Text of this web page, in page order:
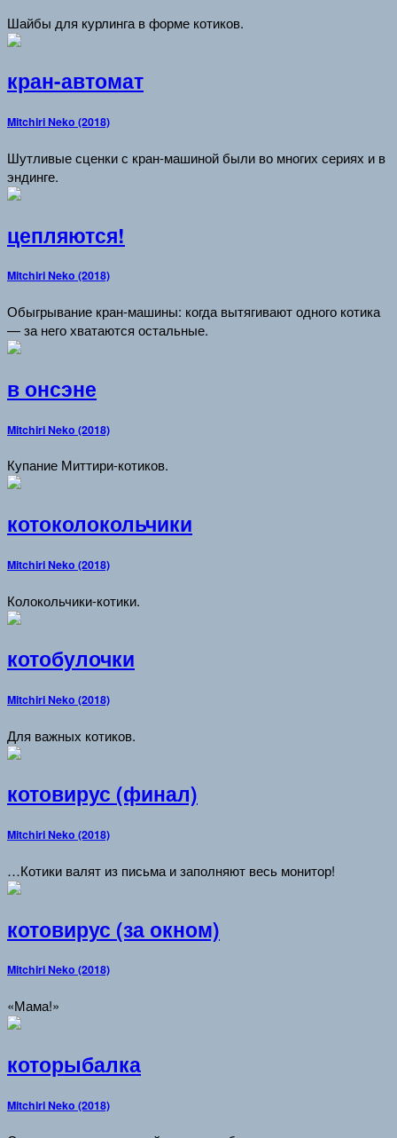
Шайбы для курлинга в форме котиков.
кран-автомат
Mitchiri Neko (2018)
Шутливые сценки с кран-машиной были во многих сериях и в
эндинге.
цепляются!
Mitchiri Neko (2018)
Обыгрывание кран-машины: когда вытягивают одного котика
— за него хватаются остальные.
в онсэне
Mitchiri Neko (2018)
Купание Миттири-котиков.
котоколокольчики
Mitchiri Neko (2018)
Колокольчики-котики.
котобулочки
Mitchiri Neko (2018)
Для важных котиков.
котовирус (финал)
Mitchiri Neko (2018)
…Котики валят из письма и заполняют весь монитор!
котовирус (за окном)
Mitchiri Neko (2018)
«Мама!»
которыбалка
Mitchiri Neko (2018)